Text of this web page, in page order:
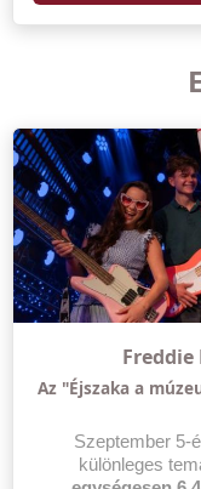
Az "Éjszaka a
Szeptember 5-
különleges